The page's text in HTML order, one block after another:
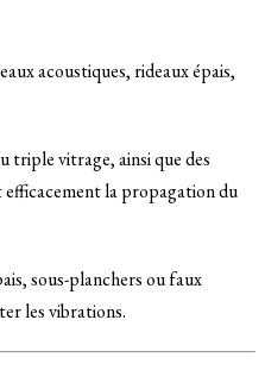
acoustiques, rideaux épais,
triple vitrage, ainsi que des
efficacement la propagation du
sous-planchers ou faux
les vibrations.